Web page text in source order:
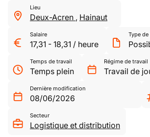
Lieu
Deux-Acren , Hainaut
Salaire
17,31 - 18,31 / heure
Type
Temps de travail
Temps plein
Régime de travail
Travail de
Dernière modification
08/06/2026
Secteur
Logistique et distribution